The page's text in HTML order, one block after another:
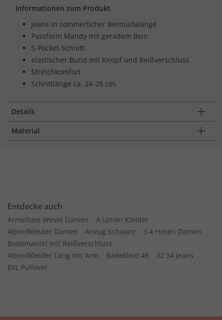
Informationen zum Produkt
Jeans in sommerlicher Bermudalänge
Passform Mandy mit geradem Bein
5-Pocket-Schnitt
elastischer Bund mit Knopf und Reißverschluss
Stretchkomfort
Schrittlänge ca. 24-28 cm.
Details
Material
Entdecke auch
Ärmellose Weste Damen
A Linien Kleider
Abendkleider Damen
Anzug Schwarz
3 4 Hosen Damen
Bademantel mit Reißverschluss
Abendkleider Lang mit Arm
Badekleid 48
32 34 Jeans
8XL Pullover